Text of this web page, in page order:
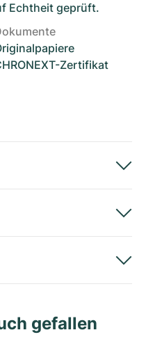
Echtheit geprüft.
Zertifikat
gefallen